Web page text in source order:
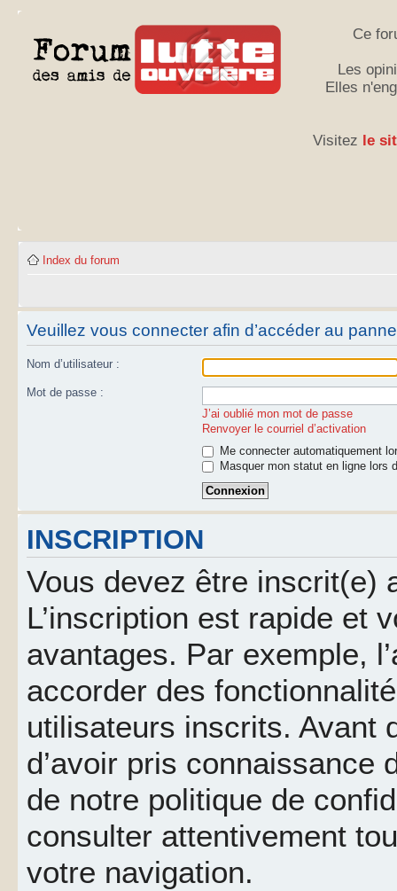
Ce
Les
Elles
Visitez le
Index du forum
Veuillez vous connecter afin d’accéder au
Nom d’utilisateur :
Mot de passe :
J’ai oublié mon mot de passe
Renvoyer le courriel d’activation
Me connecter automatiquement
Masquer mon statut en ligne lors
INSCRIPTION
Vous devez être inscrit(e)
L’inscription est rapide et
avantages. Par exemple,
accorder des
utilisateurs inscrits. Avant
d’avoir pris connaissance
de notre politique de
consulter attentivement
votre navigation.